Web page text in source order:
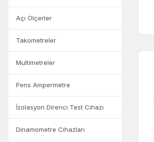
Açı Ölçerler
Takometreler
Multimetreler
Pens Ampermetre
İzolasyon Direnci Test Cihazı
Dinamometre Cihazları